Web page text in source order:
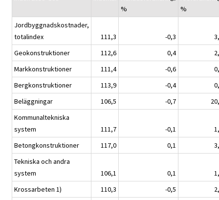
%
%
Jordbyggnadskostnader,
totalindex
111,3 -0,3
Geokonstruktioner
112,6 0,4
Markkonstruktioner
111,4 -0,6
Bergkonstruktioner
113,9 -0,4
Beläggningar
106,5 -0,7
Kommunaltekniska
system
111,7 -0,1
Betongkonstruktioner
117,0 0,1
Tekniska och andra
system
106,1 0,1
Krossarbeten 1)
110,3 -0,5